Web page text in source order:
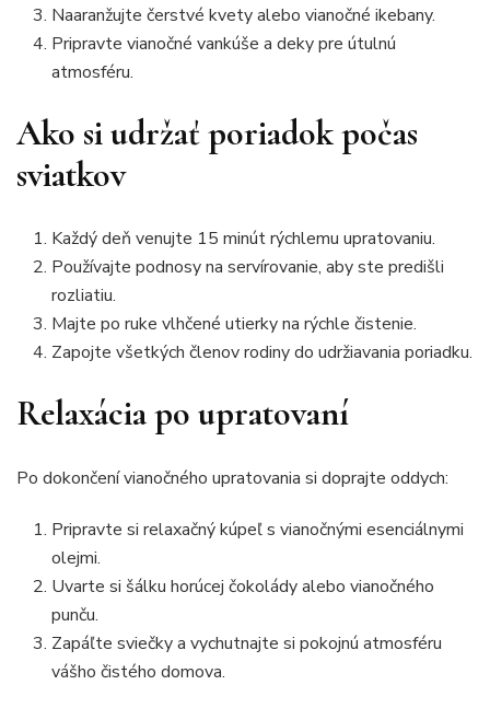
Naaranžujte čerstvé kvety alebo vianočné ikebany.
Pripravte vianočné vankúše a deky pre útulnú
atmosféru.
Ako si udržať poriadok počas
sviatkov
Každý deň venujte 15 minút rýchlemu upratovaniu.
Používajte podnosy na servírovanie, aby ste predišli
rozliatiu.
Majte po ruke vlhčené utierky na rýchle čistenie.
Zapojte všetkých členov rodiny do udržiavania poriadku.
Relaxácia po upratovaní
Po dokončení vianočného upratovania si doprajte oddych:
Pripravte si relaxačný kúpeľ s vianočnými esenciálnymi
olejmi.
Uvarte si šálku horúcej čokolády alebo vianočného
punču.
Zapáľte sviečky a vychutnajte si pokojnú atmosféru
vášho čistého domova.